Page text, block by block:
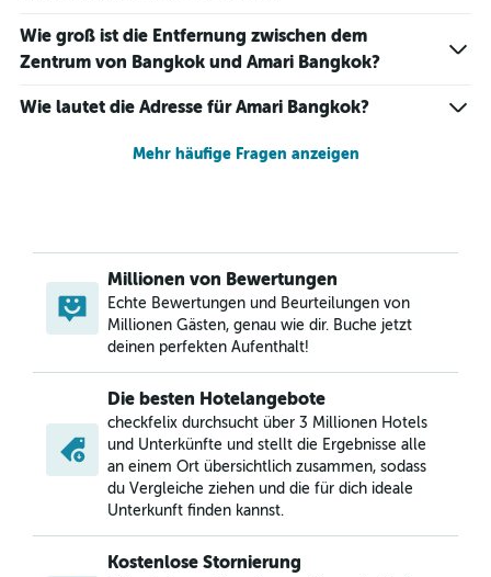
Wie groß ist die Entfernung zwischen dem
Zentrum von Bangkok und Amari Bangkok?
Wie lautet die Adresse für Amari Bangkok?
Mehr häufige Fragen anzeigen
Millionen von Bewertungen
Echte Bewertungen und Beurteilungen von
Millionen Gästen, genau wie dir. Buche jetzt
deinen perfekten Aufenthalt!
Die besten Hotelangebote
checkfelix durchsucht über 3 Millionen Hotels
und Unterkünfte und stellt die Ergebnisse alle
an einem Ort übersichtlich zusammen, sodass
du Vergleiche ziehen und die für dich ideale
Unterkunft finden kannst.
Kostenlose Stornierung